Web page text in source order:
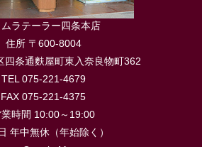
ラテーラー四条本店
住所 〒600-8004
四条通麩屋町東入奈良物町362
TEL 075-221-4679
FAX 075-221-4375
時間 10:00～19:00
年中無休（年始除く）